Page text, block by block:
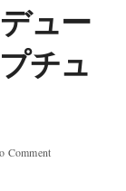
ュー
チュ
Comment